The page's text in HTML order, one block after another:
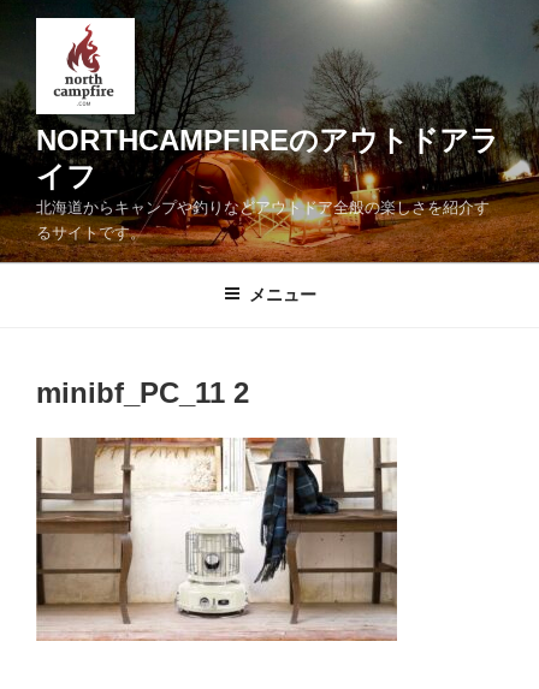
ン
ツ
へ
キ
ッ
NORTHCAMPFIREのアウトドアラ
イフ
北海道からキャンプや釣りなどアウトドア全般の楽しさを紹介す
るサイトです。
メニュー
minibf_PC_11 2